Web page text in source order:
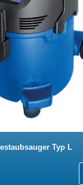
Typ L